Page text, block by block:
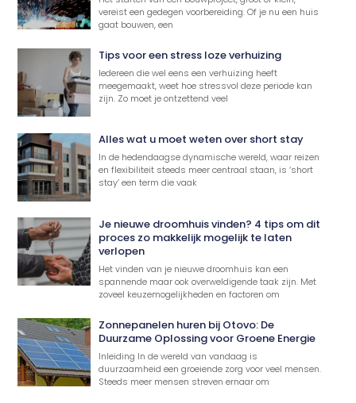
vereist een gedegen voorbereiding. Of je nu een huis
gaat bouwen, een
Tips voor een stress loze verhuizing
Iedereen die wel eens een verhuizing heeft
meegemaakt, weet hoe stressvol deze periode kan
zijn. Zo moet je ontzettend veel
Alles wat u moet weten over short stay
In de hedendaagse dynamische wereld, waar reizen
en flexibiliteit steeds meer centraal staan, is ‘short
stay’ een term die vaak
Je nieuwe droomhuis vinden? 4 tips om dit
proces zo makkelijk mogelijk te laten
verlopen
Het vinden van je nieuwe droomhuis kan een
spannende maar ook overweldigende taak zijn. Met
zoveel keuzemogelijkheden en factoren om
Zonnepanelen huren bij Otovo: De
Duurzame Oplossing voor Groene Energie
Inleiding In de wereld van vandaag is
duurzaamheid een groeiende zorg voor veel mensen.
Steeds meer mensen streven ernaar om